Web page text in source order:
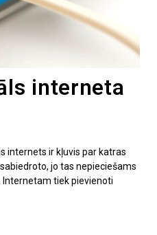
interneta
internets ir kļuvis par katras
jo tas nepieciešams
tiek pievienoti